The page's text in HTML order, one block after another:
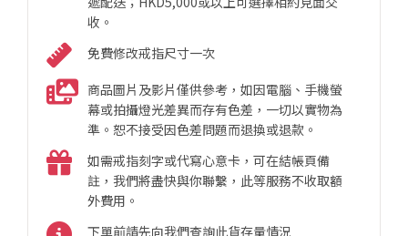
收。
免費修改戒指尺寸一次
商品圖片及影片僅供參考，如因電腦、手機螢
幕或拍攝燈光差異而存有色差，一切以實物為
準。恕不接受因色差問題而退換或退款。
如需戒指刻字或代寫心意卡，可在結帳頁備
註，我們將盡快與你聯繫，此等服務不收取額
外費用。
下單前請先向我們查詢此貨存量情況